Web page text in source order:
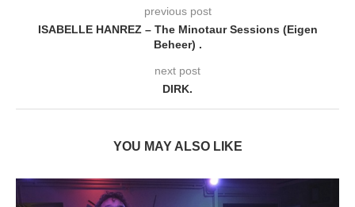
previous post
ISABELLE HANREZ – The Minotaur Sessions (Eigen
Beheer) .
next post
DIRK.
YOU MAY ALSO LIKE